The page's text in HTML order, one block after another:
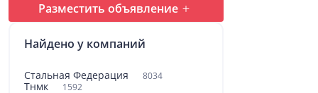
Разместить объявление
Найдено у компаний
Стальная Федерация 8034
Тнмк 1592